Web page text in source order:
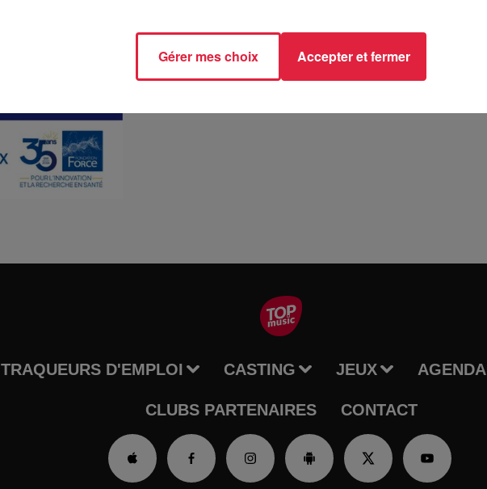
TRAQUEURS D'EMPLOI CASTING JEUX AGENDA
CLUBS PARTENAIRES CONTACT
Gérer mes choix Accepter et fermer